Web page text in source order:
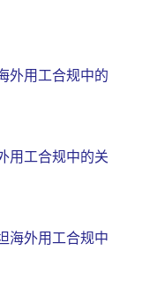
外用工合规中的
用工合规中的关
海外用工合规中